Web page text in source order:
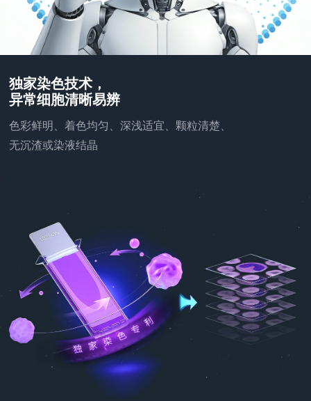
独家染色技术，
异常细胞清晰易辨
色彩鲜明、着色均匀、深浅适宜、颗粒清楚、
无沉渣或染液结晶